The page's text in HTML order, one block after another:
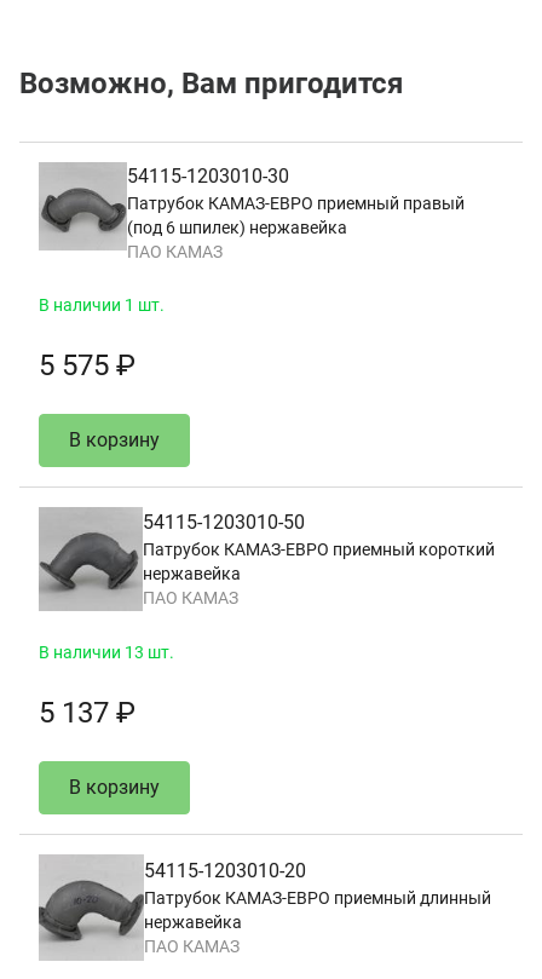
Возможно, Вам пригодится
54115-1203010-30
Патрубок КАМАЗ-ЕВРО приемный правый
(под 6 шпилек) нержавейка
ПАО КАМАЗ
В наличии 1 шт.
5 575 ₽
В корзину
54115-1203010-50
Патрубок КАМАЗ-ЕВРО приемный короткий
нержавейка
ПАО КАМАЗ
В наличии 13 шт.
5 137 ₽
В корзину
54115-1203010-20
Патрубок КАМАЗ-ЕВРО приемный длинный
нержавейка
ПАО КАМАЗ